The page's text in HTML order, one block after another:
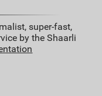
super-fast,
by the Shaarli